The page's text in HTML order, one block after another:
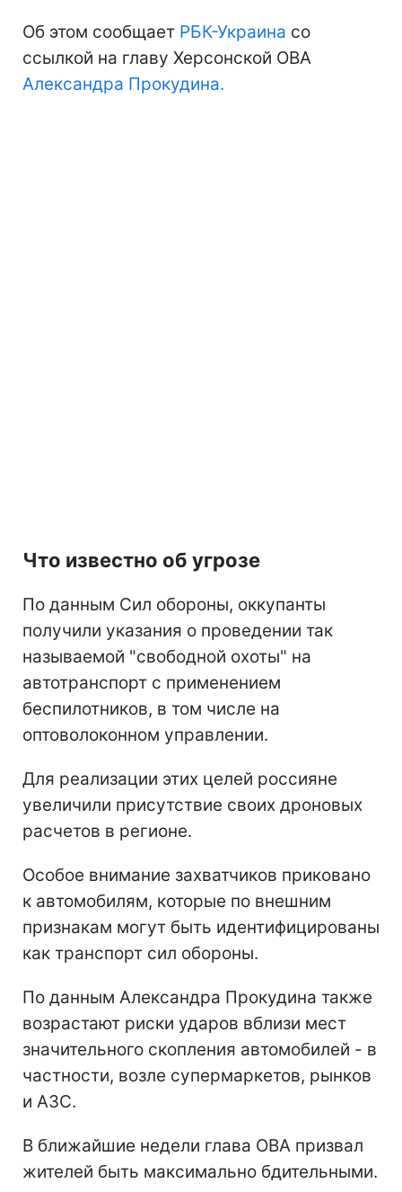
Об этом сообщает РБК-Украина со
ссылкой на главу Херсонской ОВА
Александра Прокудина.
Что известно об угрозе
По данным Сил обороны, оккупанты
получили указания о проведении так
называемой "свободной охоты" на
автотранспорт с применением
беспилотников, в том числе на
оптоволоконном управлении.
Для реализации этих целей россияне
увеличили присутствие своих дроновых
расчетов в регионе.
Особое внимание захватчиков приковано
к автомобилям, которые по внешним
признакам могут быть идентифицированы
как транспорт сил обороны.
По данным Александра Прокудина также
возрастают риски ударов вблизи мест
значительного скопления автомобилей - в
частности, возле супермаркетов, рынков
и АЗС.
В ближайшие недели глава ОВА призвал
жителей быть максимально бдительными.